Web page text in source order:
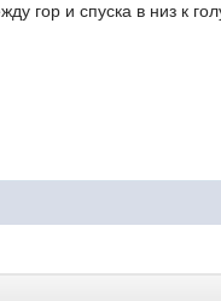
гор и спуска в низ к